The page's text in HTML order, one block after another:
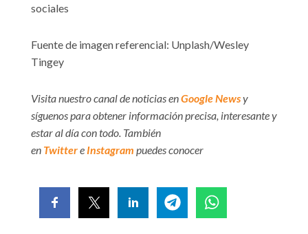
sociales
Fuente de imagen referencial: Unplash/Wesley
Tingey
Visita nuestro canal de noticias enGoogle Newsy
síguenos para obtener información precisa, interesante y
estar al día con todo. También
en Twittere Instagram puedes conocer